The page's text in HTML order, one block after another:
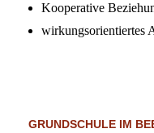
Kooperative
wirkungsorientiertes
GRUNDSCHULE IM